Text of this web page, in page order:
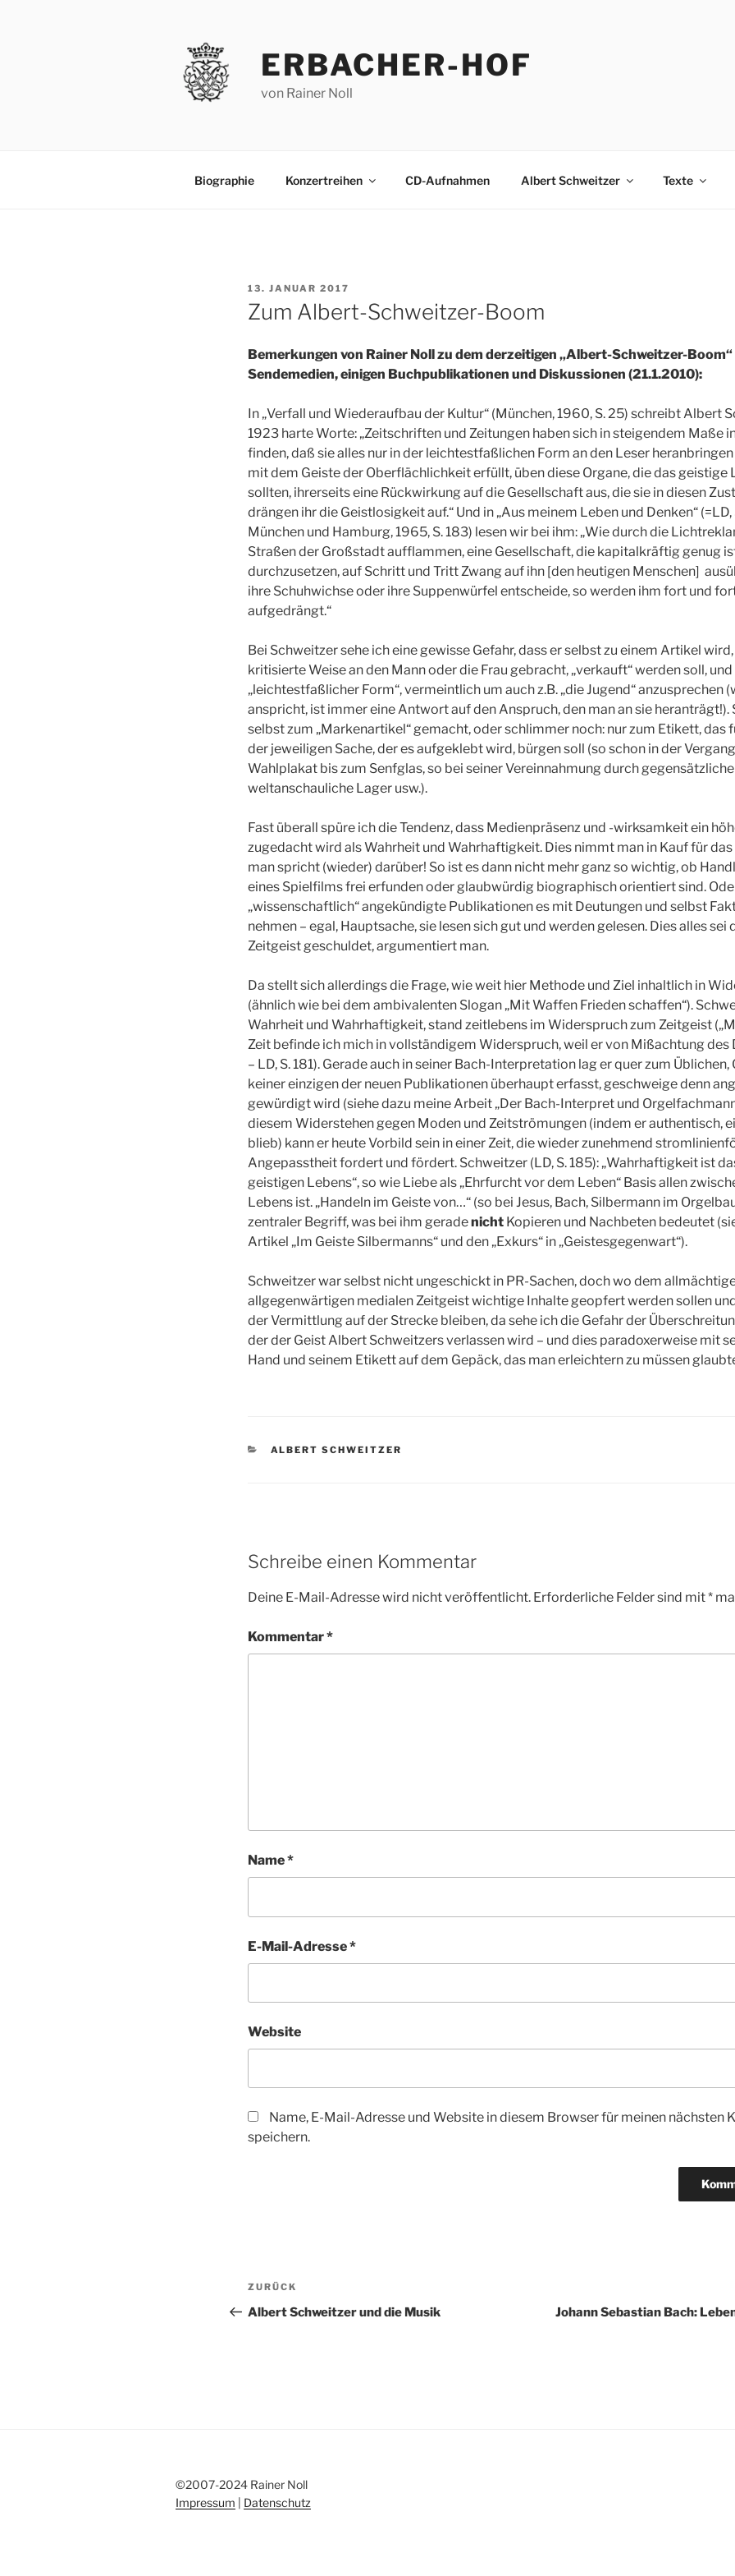
ERBACHER-HOF
von Rainer Noll
Biographie Konzertreihen CD-Aufnahmen Albert Schweitzer Texte
VERÖFFENTLICHT
AM
13. JANUAR 2017
Zum Albert-Schweitzer-Boom
Bemerkungen von Rainer Noll zu dem derzeitigen „Albert-Schweitzer-Boom“
Sendemedien, einigen Buchpublikationen und Diskussionen (21.1.2010):
In „Verfall und Wiederaufbau der Kultur“ (München, 1960, S. 25) schreibt Albert
1923 harte Worte: „Zeitschriften und Zeitungen haben sich in steigendem Maße
finden, daß sie alles nur in der leichtestfaßlichen Form an den Leser
mit dem Geiste der Oberflächlichkeit erfüllt, üben diese Organe, die das geistige
sollten, ihrerseits eine Rückwirkung auf die Gesellschaft aus, die sie in diesen
drängen ihr die Geistlosigkeit auf.“ Und in „Aus meinem Leben und Denken“
München und Hamburg, 1965, S. 183) lesen wir bei ihm: „Wie durch die
Straßen der Großstadt aufflammen, eine Gesellschaft, die kapitalkräftig genug
durchzusetzen, auf Schritt und Tritt Zwang auf ihn [den heutigen Menschen]
ihre Schuhwichse oder ihre Suppenwürfel entscheide, so werden ihm fort und
aufgedrängt.“
Bei Schweitzer sehe ich eine gewisse Gefahr, dass er selbst zu einem Artikel
kritisierte Weise an den Mann oder die Frau gebracht, „verkauft“ werden soll,
„leichtestfaßlicher Form“, vermeintlich um auch z.B. „die Jugend“ anzusprechen
anspricht, ist immer eine Antwort auf den Anspruch, den man an sie
selbst zum „Markenartikel“ gemacht, oder schlimmer noch: nur zum Etikett, das
der jeweiligen Sache, der es aufgeklebt wird, bürgen soll (so schon in der
Wahlplakat bis zum Senfglas, so bei seiner Vereinnahmung durch
weltanschauliche Lager usw.).
Fast überall spüre ich die Tendenz, dass Medienpräsenz und -wirksamkeit ein
zugedacht wird als Wahrheit und Wahrhaftigkeit. Dies nimmt man in Kauf für das
man spricht (wieder) darüber! So ist es dann nicht mehr ganz so wichtig, ob
eines Spielfilms frei erfunden oder glaubwürdig biographisch orientiert sind.
„wissenschaftlich“ angekündigte Publikationen es mit Deutungen und selbst
nehmen – egal, Hauptsache, sie lesen sich gut und werden gelesen. Dies alles
Zeitgeist geschuldet, argumentiert man.
Da stellt sich allerdings die Frage, wie weit hier Methode und Ziel inhaltlich in
(ähnlich wie bei dem ambivalenten Slogan „Mit Waffen Frieden schaffen“).
Wahrheit und Wahrhaftigkeit, stand zeitlebens im Widerspruch zum Zeitgeist
Zeit befinde ich mich in vollständigem Widerspruch, weil er von Mißachtung des
– LD, S. 181). Gerade auch in seiner Bach-Interpretation lag er quer zum Üblichen,
keiner einzigen der neuen Publikationen überhaupt erfasst, geschweige denn
gewürdigt wird (siehe dazu meine Arbeit „Der Bach-Interpret und Orgelfachmann
diesem Widerstehen gegen Moden und Zeitströmungen (indem er authentisch,
blieb) kann er heute Vorbild sein in einer Zeit, die wieder zunehmend
Angepasstheit fordert und fördert. Schweitzer (LD, S. 185): „Wahrhaftigkeit ist
geistigen Lebens“, so wie Liebe als „Ehrfurcht vor dem Leben“ Basis allen
Lebens ist. „Handeln im Geiste von…“ (so bei Jesus, Bach, Silbermann im
zentraler Begriff, was bei ihm geradenicht Kopieren und Nachbeten bedeutet
Artikel „Im Geiste Silbermanns“ und den „Exkurs“ in „Geistesgegenwart“).
Schweitzer war selbst nicht ungeschickt in PR-Sachen, doch wo dem
allgegenwärtigen medialen Zeitgeist wichtige Inhalte geopfert werden sollen
der Vermittlung auf der Strecke bleiben, da sehe ich die Gefahr der
der der Geist Albert Schweitzers verlassen wird – und dies paradoxerweise mit
Hand und seinem Etikett auf dem Gepäck, das man erleichtern zu müssen
KATEGORIEN
ALBERT SCHWEITZER
Schreibe einen Kommentar
Deine E-Mail-Adresse wird nicht veröffentlicht. Erforderliche Felder sind mit*
Kommentar*
Name*
E-Mail-Adresse*
Website
Name, E-Mail-Adresse und Website in diesem Browser für meinen nächsten
speichern.
Beitragsnavigation
Vorheriger
Beitrag
ZURÜCK
Albert Schweitzer und die Musik
Johann Sebastian Bach:
©2007-2024 Rainer Noll
Impressum
Datenschutz